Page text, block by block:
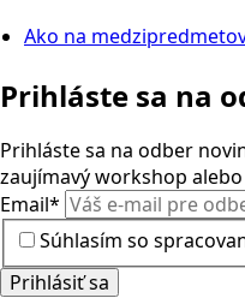
Ako na
Prihláste sa na
Prihláste sa na odber
zaujímavý workshop
Email*
Súhlasím so
Prihlásiť sa